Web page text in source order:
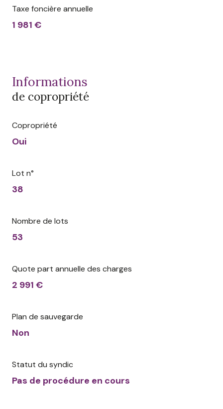
Taxe foncière annuelle
1 981 €
informations
de copropriété
Copropriété
Oui
Lot n°
38
Nombre de lots
53
Quote part annuelle des charges
2 991 €
Plan de sauvegarde
Non
Statut du syndic
Pas de procédure en cours